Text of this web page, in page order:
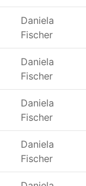
Daniela
Fischer
Daniela
Fischer
Daniela
Fischer
Daniela
Fischer